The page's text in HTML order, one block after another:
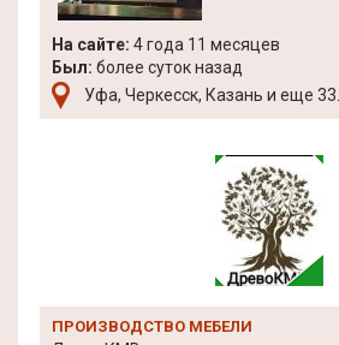
На сайте: 4 года 11 месяцев
Был: более суток назад
Уфа, Черкесск, Казань и еще 33...
ПРОИЗВОДСТВО МЕБЕЛИ